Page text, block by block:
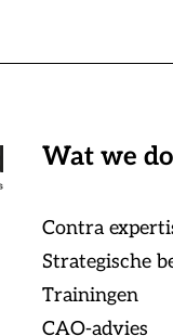
Wat we
Contra
Strategische
Trainingen
CAO-advies